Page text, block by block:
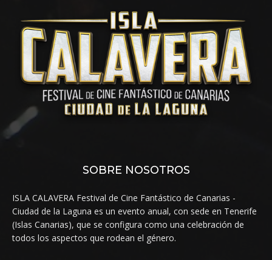
SOBRE NOSOTROS
ISLA CALAVERA Festival de Cine Fantástico de Canarias -
Ciudad de la Laguna es un evento anual, con sede en Tenerife
(Islas Canarias), que se configura como una celebración de
todos los aspectos que rodean el género.